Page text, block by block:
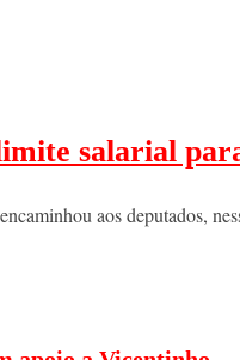
salarial
aos deputados,